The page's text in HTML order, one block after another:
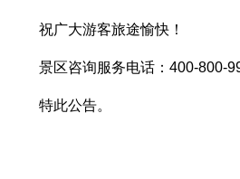
祝广大游客旅途愉快！
景区咨询服务电话：400-800-
特此公告。